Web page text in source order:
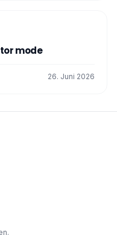
mode
26. Juni 2026